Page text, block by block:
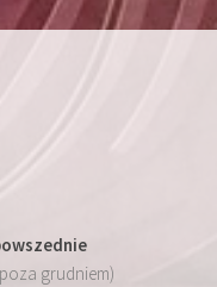
grudniem)